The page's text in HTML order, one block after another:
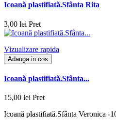
Icoană plastifiată.Sfânta Rita
3,00 lei Pret
Vizualizare rapida
Adauga in cos
Icoană plastifiată.Sfânta...
15,00 lei Pret
Icoană plastifiată.Sfânta Veronica -